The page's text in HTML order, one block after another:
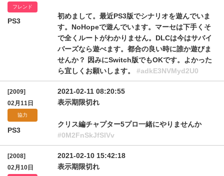
フレンド
PS3
初めまして。最近PS3版でシナリオを遊んでいま
す。NoHopeで遊んでいます。マーセは下手くそ
で全くルートがわかりません。DLCは今はサバイ
バーズなら遊べます。都合の良い時に誰か遊びま
せんか？ 因みにSwitch版でもOKです。よかった
ら宜しくお願いします。 #adkE3NVMyd2U0
[2009]
02月11日
協力
PS3
2021-02-11 08:20:55
表示期限切れ
クリス編チャプター5プロ一緒にやりませんか
#0M2FnSkJfSlVv
[2008]
02月10日
2021-02-10 15:42:18
表示期限切れ